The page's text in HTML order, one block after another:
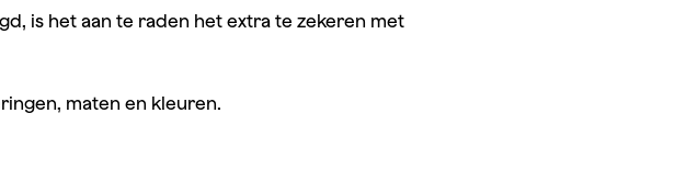
is het aan te raden het extra te zekeren met
maten en kleuren.